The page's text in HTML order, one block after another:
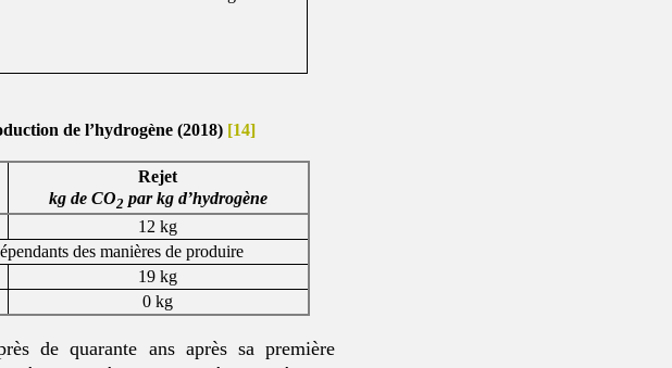
de l’hydrogène (2018) [14]
Rejet
kg de CO2par kg d’hydrogène
12 kg
des manières de produire
19 kg
0 kg
de quarante ans après sa première